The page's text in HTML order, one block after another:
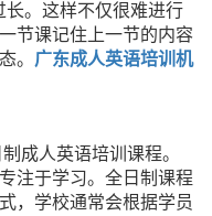
长。这样不仅很难进行
节课记住上一节的内容
。 广东成人英语培训机
人英语培训课程。
注于学习。全日制课程
，学校通常会根据学员